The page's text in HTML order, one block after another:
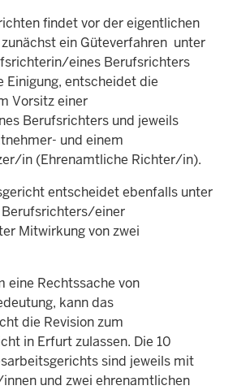
findet vor der eigentlichen
ein Güteverfahren unter
eines Berufsrichters
Einigung, entscheidet die
Vorsitz einer
Berufsrichters und jeweils
und einem
in (Ehrenamtliche Richter/in).
entscheidet ebenfalls unter
einer
Mitwirkung von zwei
eine Rechtssache von
kann das
die Revision zum
in Erfurt zulassen. Die 10
sind jeweils mit
und zwei ehrenamtlichen